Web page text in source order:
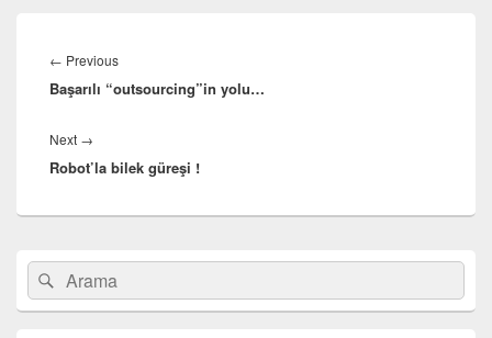
gezinmesi
← PreviousPrevious
post:
Başarılı “outsourcing”in yolu…
Next →
post:
Robot’la bilek güreşi !
Birincil
bar
eklenti
Search
for:
Ara